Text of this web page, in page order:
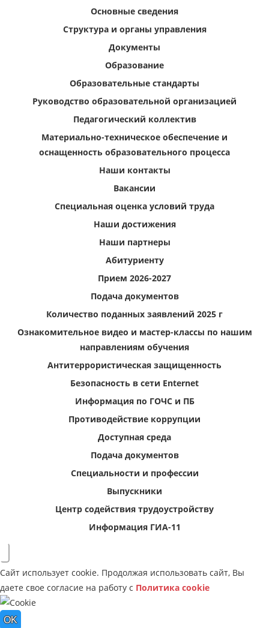
Основные сведения
Структура и органы управления
Документы
Образование
Образовательные стандарты
Руководство образовательной организацией
Педагогический коллектив
Материально-техническое обеспечение и
оснащенность образовательного процесса
Наши контакты
Вакансии
Специальная оценка условий труда
Наши достижения
Наши партнеры
Абитуриенту
Прием 2026-2027
Подача документов
Количество поданных заявлений 2025 г
Ознакомительное видео и мастер-классы по нашим
направлениям обучения
Антитеррористическая защищенность
Безопасность в сети Enternet
Информация по ГОЧС и ПБ
Противодействие коррупции
Доступная среда
Подача документов
Специальности и профессии
Выпускники
Центр содействия трудоустройству
Информация ГИА-11
Сайт использует cookie. Продолжая использовать сайт, Вы
даете свое согласие на работу с Политика cookie
OK